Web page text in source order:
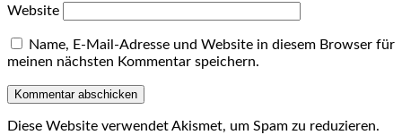
Website
Name, E-Mail-Adresse und Website in diesem Browser für
meinen nächsten Kommentar speichern.
Diese Website verwendet Akismet, um Spam zu reduzieren.